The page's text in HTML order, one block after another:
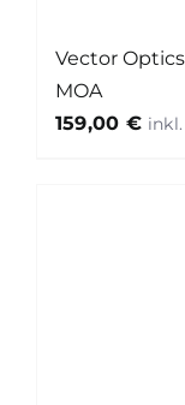
Vector
MOA
159,00 €